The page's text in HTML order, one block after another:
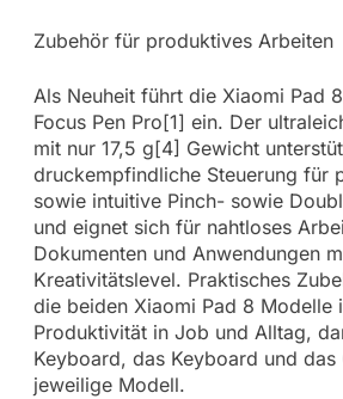
Zubehör für produktives Arbeiten
Als Neuheit führt die Xiaomi Pad
Focus Pen Pro[1] ein. Der
mit nur 17,5 g[4] Gewicht
druckempfindliche Steuerung für
sowie intuitive Pinch- sowie
und eignet sich für nahtloses
Dokumenten und Anwendungen
Kreativitätslevel. Praktisches
die beiden Xiaomi Pad 8 Modelle
Produktivität in Job und Alltag,
Keyboard, das Keyboard und
jeweilige Modell.